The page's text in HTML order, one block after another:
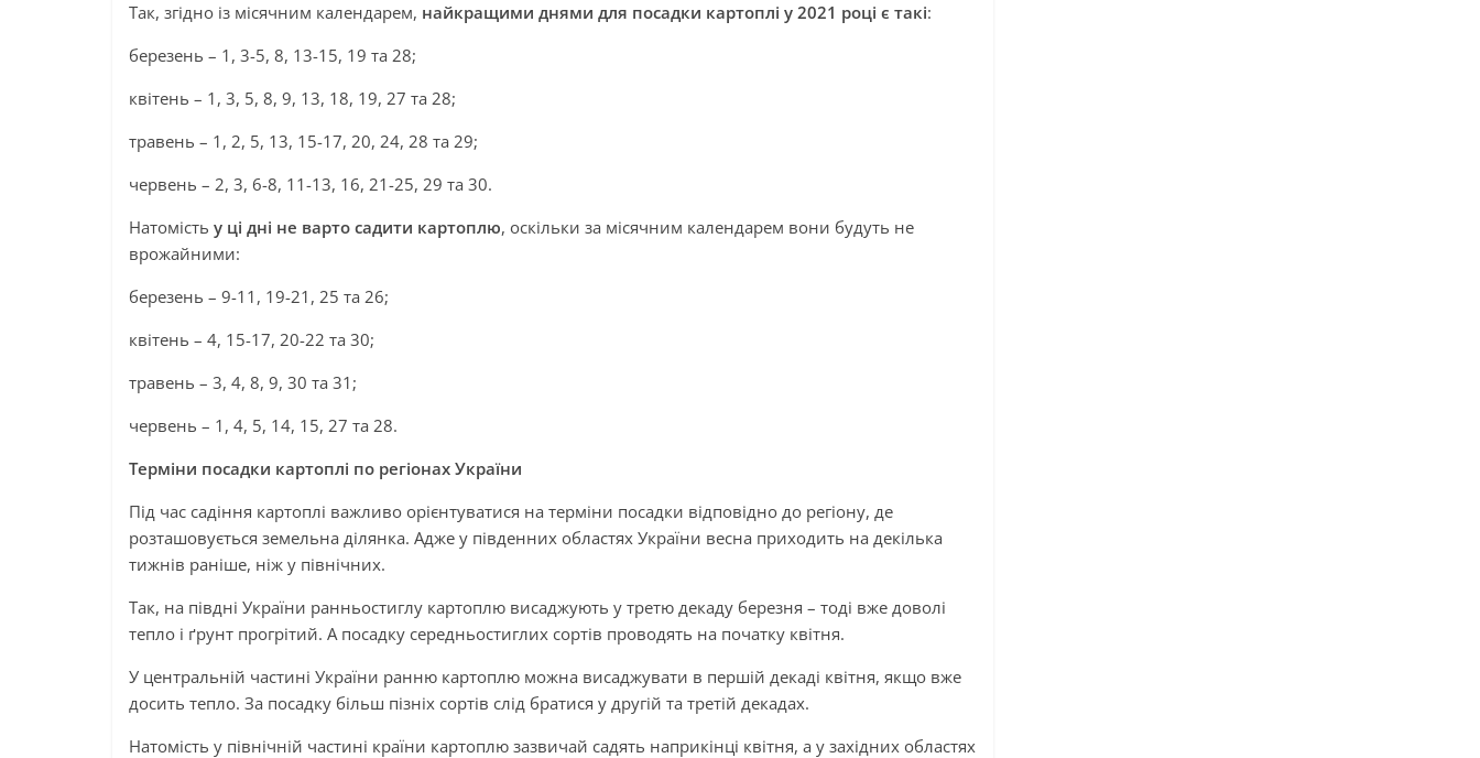
Так, згідно із місячним календарем, найкращими днями для посадки картоплі у 2021 році є такі:
березень – 1, 3-5, 8, 13-15, 19 та 28;
квітень – 1, 3, 5, 8, 9, 13, 18, 19, 27 та 28;
травень – 1, 2, 5, 13, 15-17, 20, 24, 28 та 29;
червень – 2, 3, 6-8, 11-13, 16, 21-25, 29 та 30.
Натомість у ці дні не варто садити картоплю, оскільки за місячним календарем вони будуть не
врожайними:
березень – 9-11, 19-21, 25 та 26;
квітень – 4, 15-17, 20-22 та 30;
травень – 3, 4, 8, 9, 30 та 31;
червень – 1, 4, 5, 14, 15, 27 та 28.
Терміни посадки картоплі по регіонах України
Під час садіння картоплі важливо орієнтуватися на терміни посадки відповідно до регіону, де
розташовується земельна ділянка. Адже у південних областях України весна приходить на декілька
тижнів раніше, ніж у північних.
Так, на півдні України ранньостиглу картоплю висаджують у третю декаду березня – тоді вже доволі
тепло і ґрунт прогрітий. А посадку середньостиглих сортів проводять на початку квітня.
У центральній частині України ранню картоплю можна висаджувати в першій декаді квітня, якщо вже
досить тепло. За посадку більш пізніх сортів слід братися у другій та третій декадах.
Натомість у північній частині країни картоплю зазвичай садять наприкінці квітня, а у західних областях